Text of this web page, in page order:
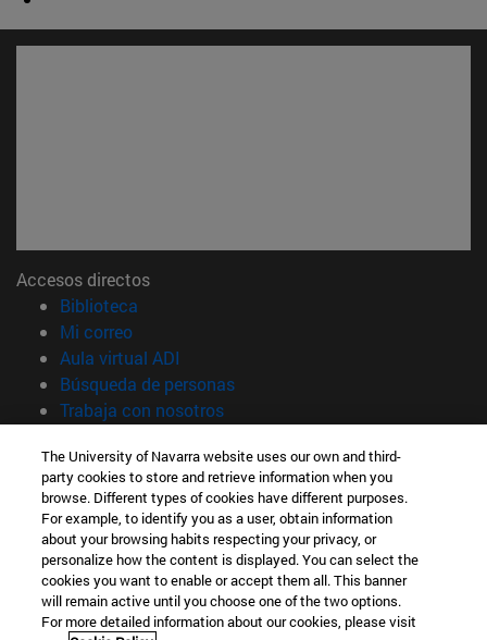
Accesos directos
Biblioteca
Mi correo(abre en nueva ventana)
Aula virtual ADI
Búsqueda de personas(abre en nueva ventana)
Trabaja con nosotros(abre en nueva ventana)
Información
TFNO +34 948 42 56 00
¿QUÉ GRADO TE INTERESA?
¿QUÉ MÁSTER TE INTERESA?
© Universidad de Navarra
Información legal
Accesibilidad
The University of Navarra website uses our own and third-
party cookies to store and retrieve information when you
browse. Different types of cookies have different purposes.
For example, to identify you as a user, obtain information
about your browsing habits respecting your privacy, or
personalize how the content is displayed. You can select the
cookies you want to enable or accept them all. This banner
will remain active until you choose one of the two options.
For more detailed information about our cookies, please visit